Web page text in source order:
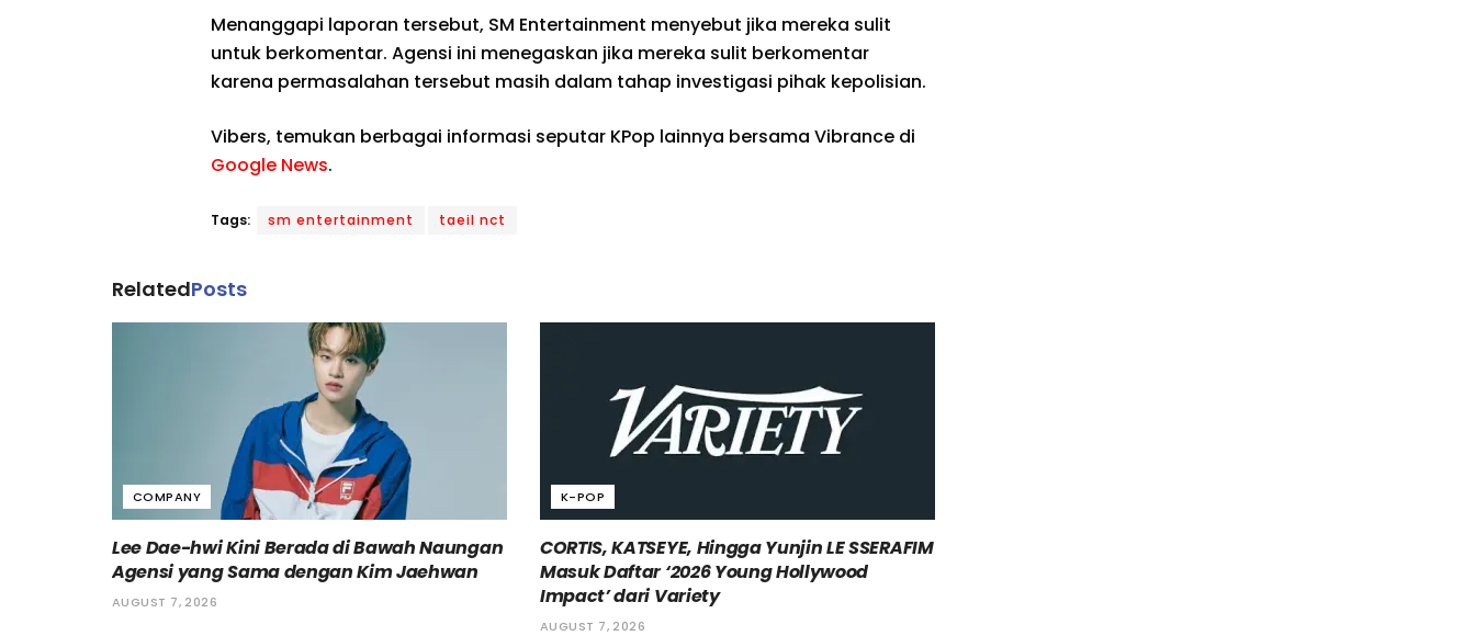
Menanggapi laporan tersebut, SM Entertainment menyebut jika mereka sulit
untuk berkomentar. Agensi ini menegaskan jika mereka sulit berkomentar
karena permasalahan tersebut masih dalam tahap investigasi pihak kepolisian.
Vibers, temukan berbagai informasi seputar KPop lainnya bersama Vibrance di
Google News.
Tags: sm entertainment taeil nct
RelatedPosts
COMPANY
Lee Dae-hwi Kini Berada di Bawah Naungan
Agensi yang Sama dengan Kim Jaehwan
AUGUST 7, 2026
K-POP
CORTIS, KATSEYE, Hingga Yunjin LE SSERAFIM
Masuk Daftar ‘2026 Young Hollywood
Impact’ dari Variety
AUGUST 7, 2026